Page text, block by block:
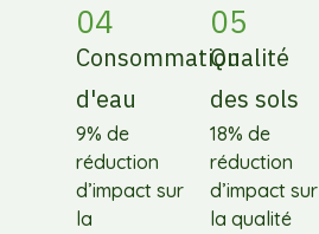
04
Consommation
d'eau
9% de
réduction
d’impact sur
la
05
Qualité
des sols
18% de
réduction
d’impact sur
la qualité